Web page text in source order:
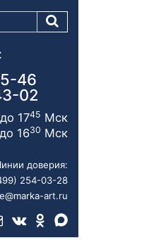
46
02
1745 Мск
1630 Мск
доверия:
254-03-28
art.ru